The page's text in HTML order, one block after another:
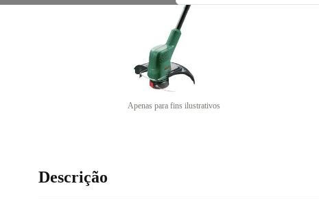
Apenas para fins ilustrativos
Descrição